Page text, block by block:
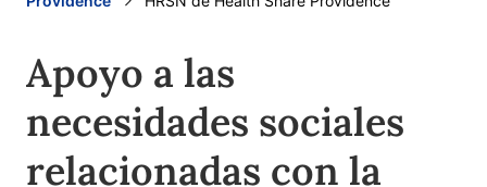
Apoyo a las
necesidades sociales
relacionadas con la